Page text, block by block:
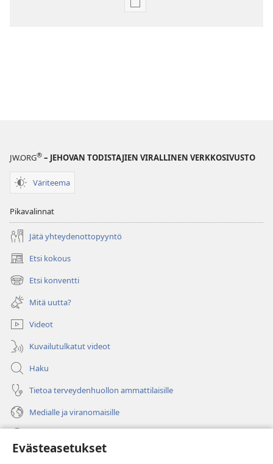
Evästeasetukset
Julkaisujen
JW.ORG® – JEHOVAN TODISTAJIEN VIRALLINEN VERKKOSIVUSTO
Väriteema
Pikavalinnat
Jätä yhteydenottopyyntö
Etsi kokous
(avaa
uuden
ikkunan)
Etsi konventti
(avaa
uuden
ikkunan)
Mitä uutta?
Videot
Kuvailutulkatut videot
Haku
Tietoa terveydenhuollon ammattilaisille
Medialle ja viranomaisille